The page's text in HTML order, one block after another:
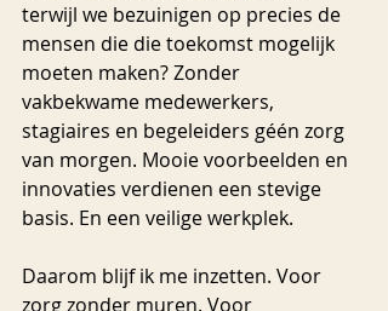
terwijl we bezuinigen op precies de
mensen die die toekomst mogelijk
moeten maken? Zonder
vakbekwame medewerkers,
stagiaires en begeleiders géén zorg
van morgen. Mooie voorbeelden en
innovaties verdienen een stevige
basis. En een veilige werkplek.
Daarom blijf ik me inzetten. Voor
zorg zonder muren. Voor